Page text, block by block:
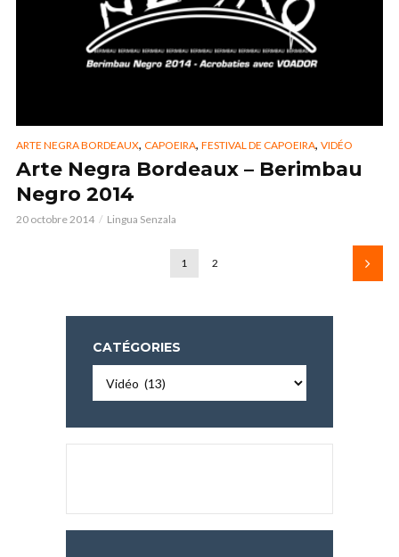
ARTE NEGRA BORDEAUX, CAPOEIRA, FESTIVAL DE CAPOEIRA, VIDÉO
Arte Negra Bordeaux – Berimbau
Negro 2014
20 octobre 2014 Lingua Senzala
1 2
CATÉGORIES